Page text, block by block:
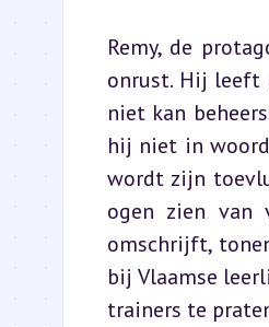
Remy, de
onrust. Hij leeft
niet kan
hij niet in
wordt zijn
ogen zien van
omschrijft,
bij Vlaamse
trainers te